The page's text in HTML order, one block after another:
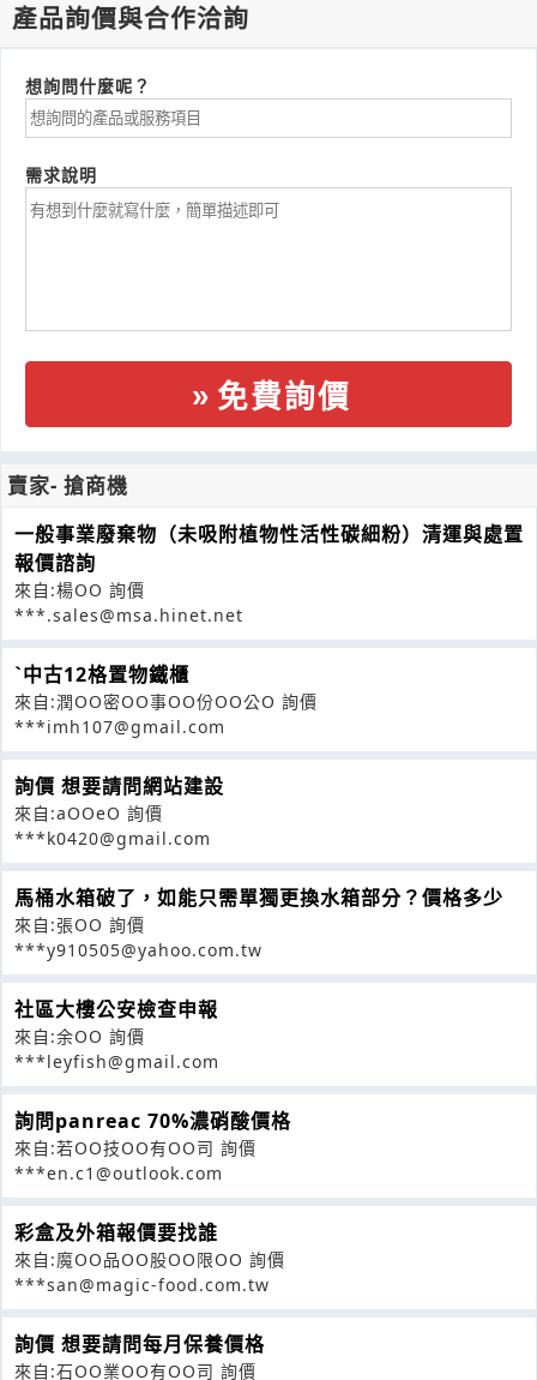
產品詢價與合作洽詢
想詢問什麼呢？
需求說明
免費詢價
賣家- 搶商機
一般事業廢棄物（未吸附植物性活性碳細粉）清運與處置
報價諮詢
來自:楊OO 詢價
***.sales@msa.hinet.net
ˋ中古12格置物鐵櫃
來自:潤OO密OO事OO份OO公O 詢價
***imh107@gmail.com
詢價 想要請問網站建設
來自:aOOeO 詢價
***k0420@gmail.com
馬桶水箱破了，如能只需單獨更換水箱部分？價格多少
來自:張OO 詢價
***y910505@yahoo.com.tw
社區大樓公安檢查申報
來自:余OO 詢價
***leyfish@gmail.com
詢問panreac 70%濃硝酸價格
來自:若OO技OO有OO司 詢價
***en.c1@outlook.com
彩盒及外箱報價要找誰
來自:魔OO品OO股OO限OO 詢價
***san@magic-food.com.tw
詢價 想要請問每月保養價格
來自:石OO業OO有OO司 詢價